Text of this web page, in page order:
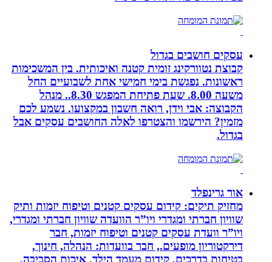
עסקים חושבים בגדול
קבוצת נטוורקינג זומית קטנה ואיכותית. בין המשכימות
ראשונות. נפגשת בימי חמישי אחת לשבועיים החל
משעה 8.00. שעת פתיחת המפגש 8.30.. מנהל
הקבוצה: אבי וידן, רואה חשבון במקצועו. נשמע לכם
מזמין? הירשמו והצטרפו לאלה החושבים עסקים אבל
בגדול.
אור גרינפלד
מחזיק תיקים: קידום עסקים קטנים וטיפוח יזמות ותיק
שוויון חברתי ומגדרי ויו”ר הוועדה שוויון חברתי ומגדרי,
ויו”ר וועדת עסקים קטנים וטיפוח יזמות, חבר
דירקטוריון מופעים., חבר בוועדות: הנהלה, חינוך,
בטיחות בדרכים, קידום מעמד הילד, איכות הסביבה,